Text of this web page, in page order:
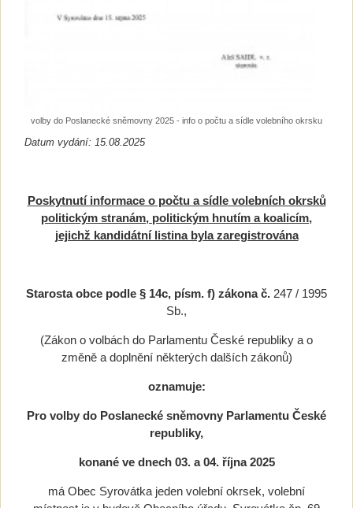
volby do Poslanecké sněmovny 2025 - info o počtu a sídle volebního okrsku
Datum vydání: 15.08.2025
Poskytnutí informace o počtu a sídle volebních okrsků
politickým stranám, politickým hnutím a koalicím,
jejichž kandidátní listina byla zaregistrována
Starosta obce podle § 14c, písm. f) zákona č. 247 / 1995
Sb.,
(Zákon o volbách do Parlamentu České republiky a o
změně a doplnění některých dalších zákonů)
oznamuje:
Pro volby do Poslanecké sněmovny Parlamentu České
republiky,
konané ve dnech 03. a 04. října 2025
má Obec Syrovátka jeden volební okrsek, volební